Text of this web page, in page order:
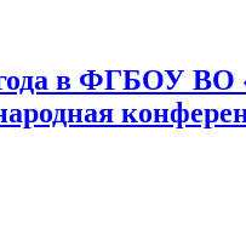
в ФГБОУ ВО